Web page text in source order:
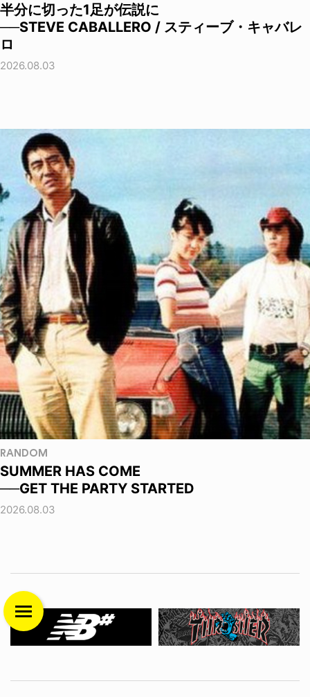
半分に切った1足が伝説に
──STEVE CABALLERO / スティーブ・キャバレ
ロ
2026.08.03
RANDOM
SUMMER HAS COME
──GET THE PARTY STARTED
2026.08.03